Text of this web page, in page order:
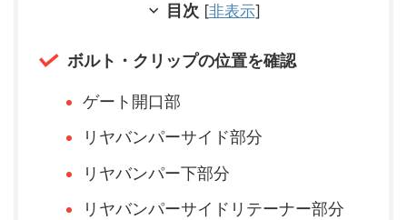
目次 [非表示]
ボルト・クリップの位置を確認
ゲート開口部
リヤバンパーサイド部分
リヤバンパー下部分
リヤバンパーサイドリテーナー部分